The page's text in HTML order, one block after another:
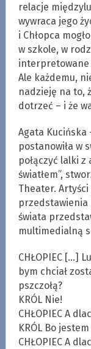
relacje
wywraca jego
i Chłopca
w szkole, w
interpretowane
Ale każdemu,
nadzieję na to,
dotrzeć – i że
Agata
postanowiła w
połączyć lalki
światłem”,
Theater.
przedstawienia
świata
multimedialną
CHŁOPIEC […]
bym chciał
pszczołą?
KRÓL Nie!
CHŁOPIEC A
KRÓL Bo
CHŁOPIEC A